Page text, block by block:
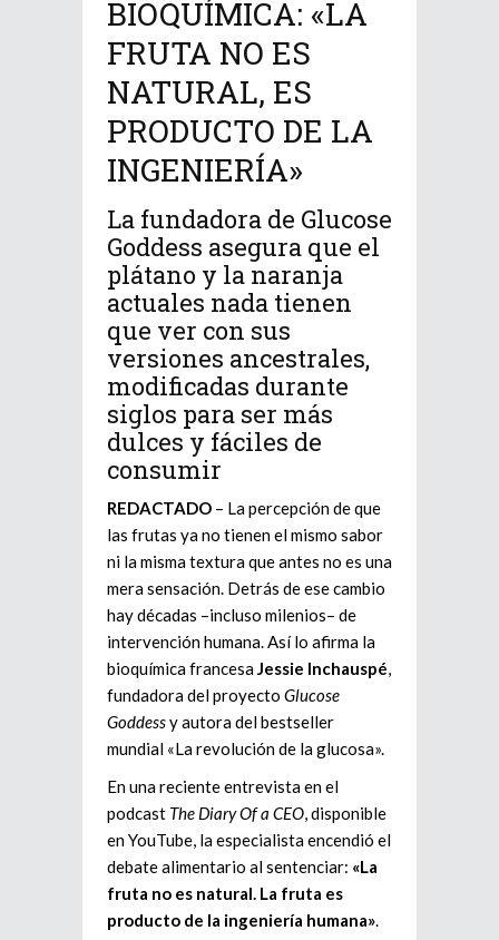
BIOQUÍMICA: «LA
FRUTA NO ES
NATURAL, ES
PRODUCTO DE LA
INGENIERÍA»
La fundadora de Glucose
Goddess asegura que el
plátano y la naranja
actuales nada tienen
que ver con sus
versiones ancestrales,
modificadas durante
siglos para ser más
dulces y fáciles de
consumir
REDACTADO – La percepción de que
las frutas ya no tienen el mismo sabor
ni la misma textura que antes no es una
mera sensación. Detrás de ese cambio
hay décadas –incluso milenios– de
intervención humana. Así lo afirma la
bioquímica francesaJessie Inchauspé,
fundadora del proyecto Glucose
Goddessy autora del bestseller
mundial «La revolución de la glucosa».
En una reciente entrevista en el
podcast The Diary Of a CEO, disponible
en YouTube, la especialista encendió el
debate alimentario al sentenciar: «La
fruta no es natural. La fruta es
producto de la ingeniería humana».